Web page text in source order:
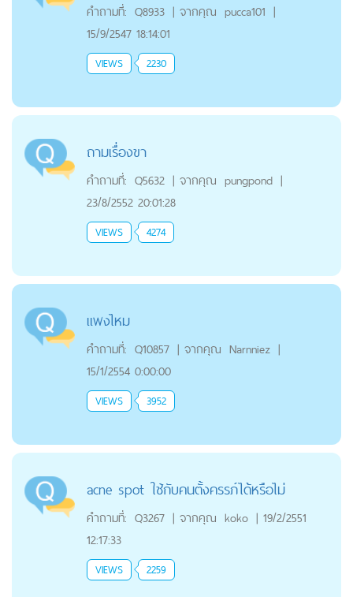
คำถามที่: Q8933 | จากคุณ pucca101 |
15/9/2547 18:14:01
VIEWS 2230
ถามเรื่องขา
คำถามที่: Q5632 | จากคุณ pungpond |
23/8/2552 20:01:28
VIEWS 4274
แพงไหม
คำถามที่: Q10857 | จากคุณ Narnniez |
15/1/2554 0:00:00
VIEWS 3952
acne spot ใช้กับคนตั้งครรภ์ได้หรือไม่
คำถามที่: Q3267 | จากคุณ koko | 19/2/2551
12:17:33
VIEWS 2259